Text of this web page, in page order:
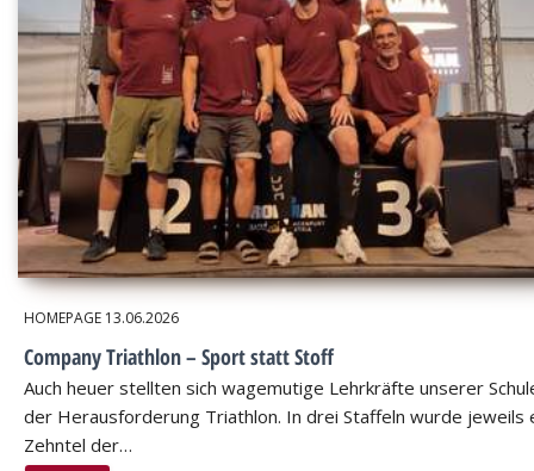
HOMEPAGE 13.06.2026
Company Triathlon – Sport statt Stoff
Auch heuer stellten sich wagemutige Lehrkräfte unserer
der Herausforderung Triathlon. In drei Staffeln wurde jeweils
Zehntel der…